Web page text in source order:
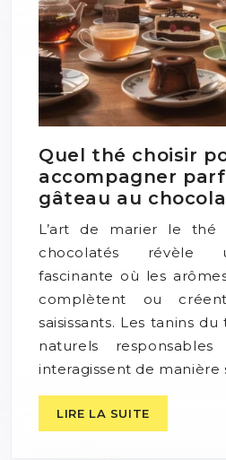
Quel thé choisir
accompagner
gâteau au
L’art de marier le thé
chocolatés révèle
fascinante où les
complètent ou
saisissants. Les tanins
naturels responsables
interagissent de manière
LIRE LA SUITE